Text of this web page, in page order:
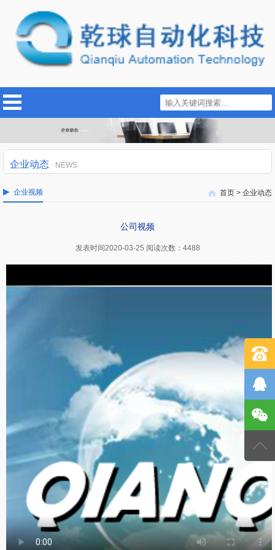
企业动态 NEWS
首页 > 企业动态
企业视频
公司视频
发表时间2020-03-25 阅读次数：4488